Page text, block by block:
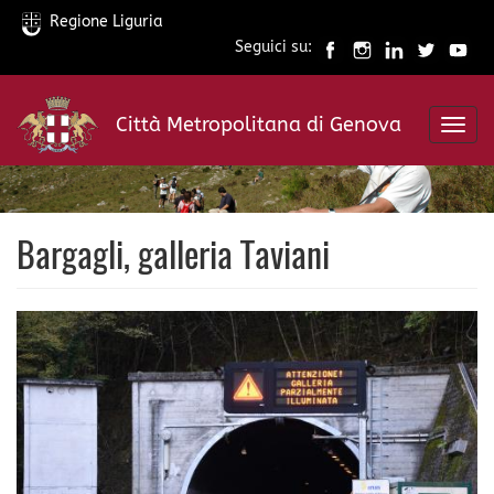
Salta
contenuto
principale
Regione Liguria
Seguici su:
Città Metropolitana di Genova
Bargagli, galleria Taviani